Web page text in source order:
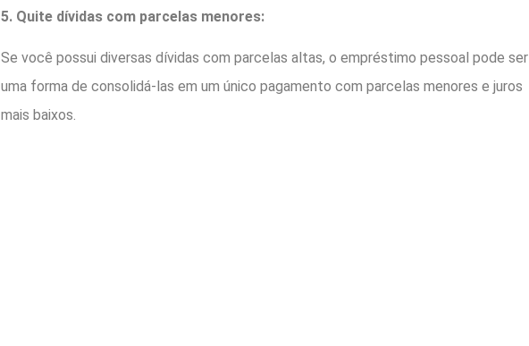
5. Quite dívidas com parcelas menores:
Se você possui diversas dívidas com parcelas altas, o empréstimo pessoal pode ser
uma forma de consolidá-las em um único pagamento com parcelas menores e juros
mais baixos.